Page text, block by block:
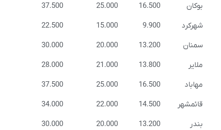
بوکان
16.500
25.000
37.500
شهرکرد
9.900
15.000
22.500
سمنان
13.200
20.000
30.000
ملایر
13.800
21.000
28.000
مهاباد
16.500
25.000
37.500
قائمشهر
14.500
22.000
34.000
بندر
13.200
20.000
30.000